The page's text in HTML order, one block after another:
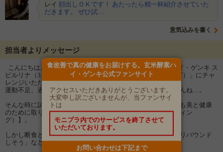
レイ 顔出しＯＫです！ あたったら精一杯紹介させていた
だきます。 ぜひ試…
意気込みを書く
担当者よりメッセージ
こんにちは。株式会社玄米酵素です。 今回は、玄米酵素ハイ・ゲンキ ス
ピルリナ（3.5g×12袋）を使った「プチ断食（ファスティング）」にチャ
レンジいただける方を50名様募集いたします♪
運動不足、過食などによる「コロナ太り」の悩みは消えませんね…。
そんな時に試していただきたいのが、多くのモデル・芸能人も美と健康
のために取り入れていることで話題の【プチ断食（ファスティン
グ）】。
しかし断食と聞くと、「つらいのでは」「苦しいのでは」「リバウンド
しそう」など、興味はあるけど二の足を踏んでいませんか？
食改善で真の健康をお届けする。玄米酵素ハ
イ・ゲンキ公式ファンサイト
アクセスいただきありがとうございます。
大変申し訳ございませんが、当ファンサイ
トは
モニプラ内でのサービスを終了させて
いただいております。
お問い合わせは下記まで